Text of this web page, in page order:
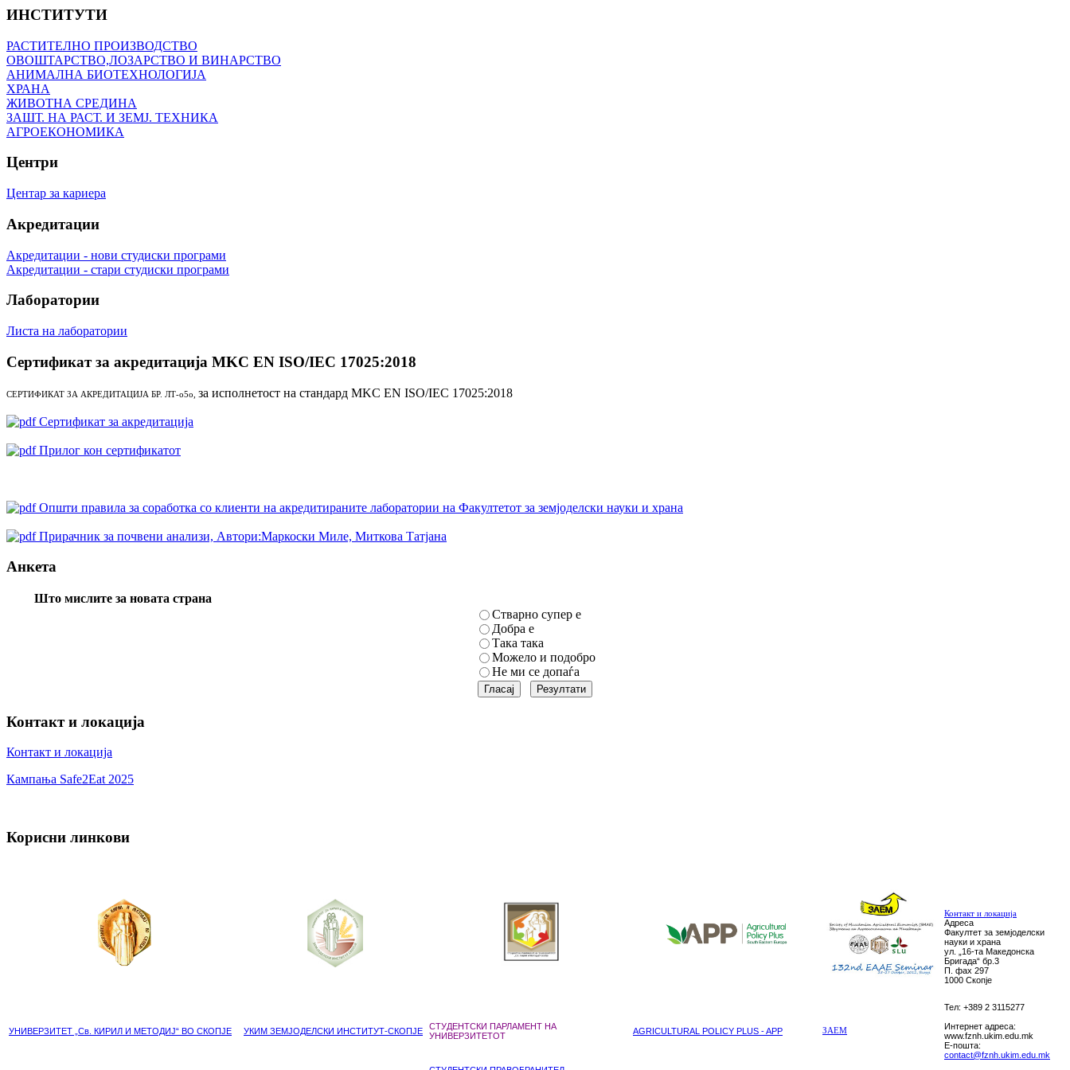
ИНСТИТУТИ
РАСТИТЕЛНО ПРОИЗВОДСТВО
ОВОШТАРСТВО,ЛОЗАРСТВО И ВИНАРСТВО
АНИМАЛНА БИОТЕХНОЛОГИЈА
ХРАНА
ЖИВОТНА СРЕДИНА
ЗАШТ. НА РАСТ. И ЗЕМЈ. ТЕХНИКА
АГРОЕКОНОМИКА
Центри
Центар за кариера
Акредитации
Акредитации - нови студиски програми
Акредитации - стари студиски програми
Лаборатории
Листа на лаборатории
Сертификат за акредитација MKC EN ISO/IEC 17025:2018
СЕРТИФИКАТ ЗА АКРЕДИТАЦИЈА БР. ЛТ-о5о, за исполнетост на стандард MKC EN ISO/IEC 17025:2018
Сертификат за акредитација
Прилог кон сертификатот
Oпшти правила за соработка со клиенти на акредитираните лаборатории на Факултетот за земјоделски науки и храна
Прирачник за почвени анализи, Автори:Маркоски Миле, Миткова Татјана
Анкета
Што мислите за новата страна
Стварно супер е
Добра е
Така така
Можело и подобро
Не ми се допаѓа
Контакт и локација
Контакт и локација
Кампања Safe2Eat 2025
Корисни линкови
Контакт и локација
Адреса
Факултет за земјоделски
науки и храна
ул. „16-та Македонска
Бригада“ бр.3
П. фах 297
1000 Скопје
УНИВЕРЗИТЕТ „Св. КИРИЛ И МЕТОДИЈ“ ВО СКОПЈЕ УКИМ ЗЕМЈОДЕЛСКИ ИНСТИТУТ-СКОПЈЕ
СТУДЕНТСКИ ПАРЛАМЕНТ НА
УНИВЕРЗИТЕТОТ
AGRICULTURAL POLICY PLUS - APP ЗАЕМ
Тел: +389 2 3115277
Интернет адреса:
www.fznh.ukim.edu.mk
E-пошта:
contact@fznh.ukim.edu.mk